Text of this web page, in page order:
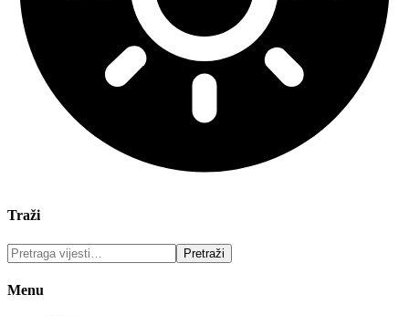
Traži
Menu